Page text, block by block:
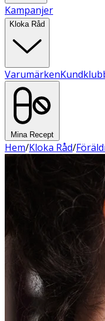
Kampanjer
Kloka Råd
Varumärken
Mina Recept
Hem/Kloka Råd/